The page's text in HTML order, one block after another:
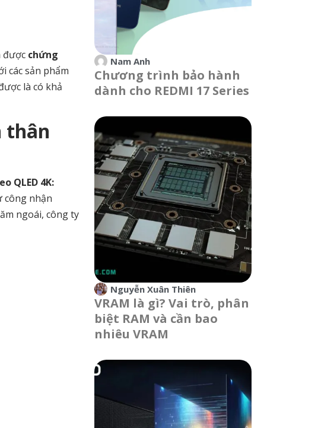
được chứng
các sản phẩm
là có khả
thân
QLED 4K:
công nhận
ngoái, công ty
Nam Anh
Chương trình bảo hành
dành cho REDMI 17 Series
Nguyễn Xuân Thiên
VRAM là gì? Vai trò, phân
biệt RAM và cần bao
nhiêu VRAM